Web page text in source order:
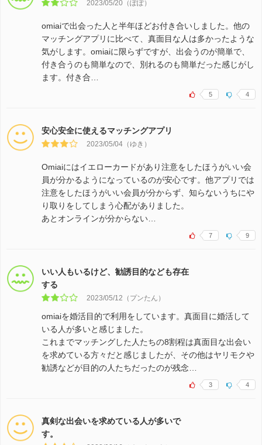
2023/05/20（ぽぽ）
omiaiで出会った人と半年ほどお付き合いしました。他の
マッチングアプリに比べて、真面目な人は多かったような
気がします。omiaiに限らずですが、出会うのが簡単で、
付き合うのも簡単なので、別れるのも簡単だった感じがし
ます。付き合…
5 4
安心安全に使えるマッチングアプリ
2023/05/04（ゆき）
Omiaiにはイエローカードがあり注意をしたほうがいい会
員が分かるようになっているのが安心です。他アプリでは
注意をしたほうがいい会員が分からず、知らないうちにや
り取りをしてしまう心配がありました。
あとオンラインが分からない…
7 9
いい人もいるけど、勧誘目的なども存在
する
2023/05/12（プンたん）
omiaiを婚活目的で利用をしています。真面目に婚活して
いる人が多いと感じました。
これまでマッチングした人たちの8割程は真面目な出会い
を求めている方々だと感じましたが、その他はヤリモクや
勧誘などが目的の人たちだったのが残念…
3 4
真剣な出会いを求めている人が多いで
す。